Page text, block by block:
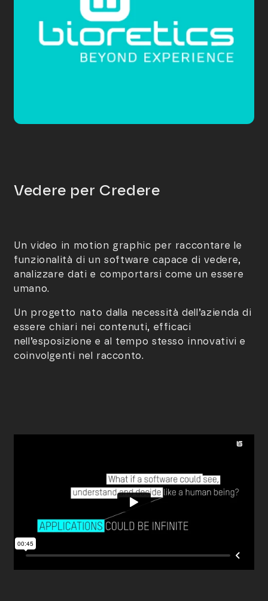
Vedere per Credere
Un video in motion graphic per raccontare le
funzionalità di un software capace di vedere,
analizzare dati e comportarsi come un essere
umano.
Un progetto nato dalla necessità dell’azienda di
essere chiari nei contenuti, efficaci
nell’esposizione e al tempo stesso innovativi e
coinvolgenti nel racconto.